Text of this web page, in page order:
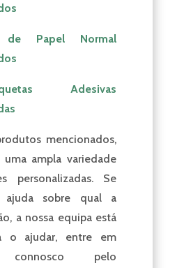
Papel Normal
Adesivas
mencionados,
uma ampla variedade
personalizadas. Se
ajuda sobre qual a
a nossa equipa está
o ajudar, entre em
connosco pelo